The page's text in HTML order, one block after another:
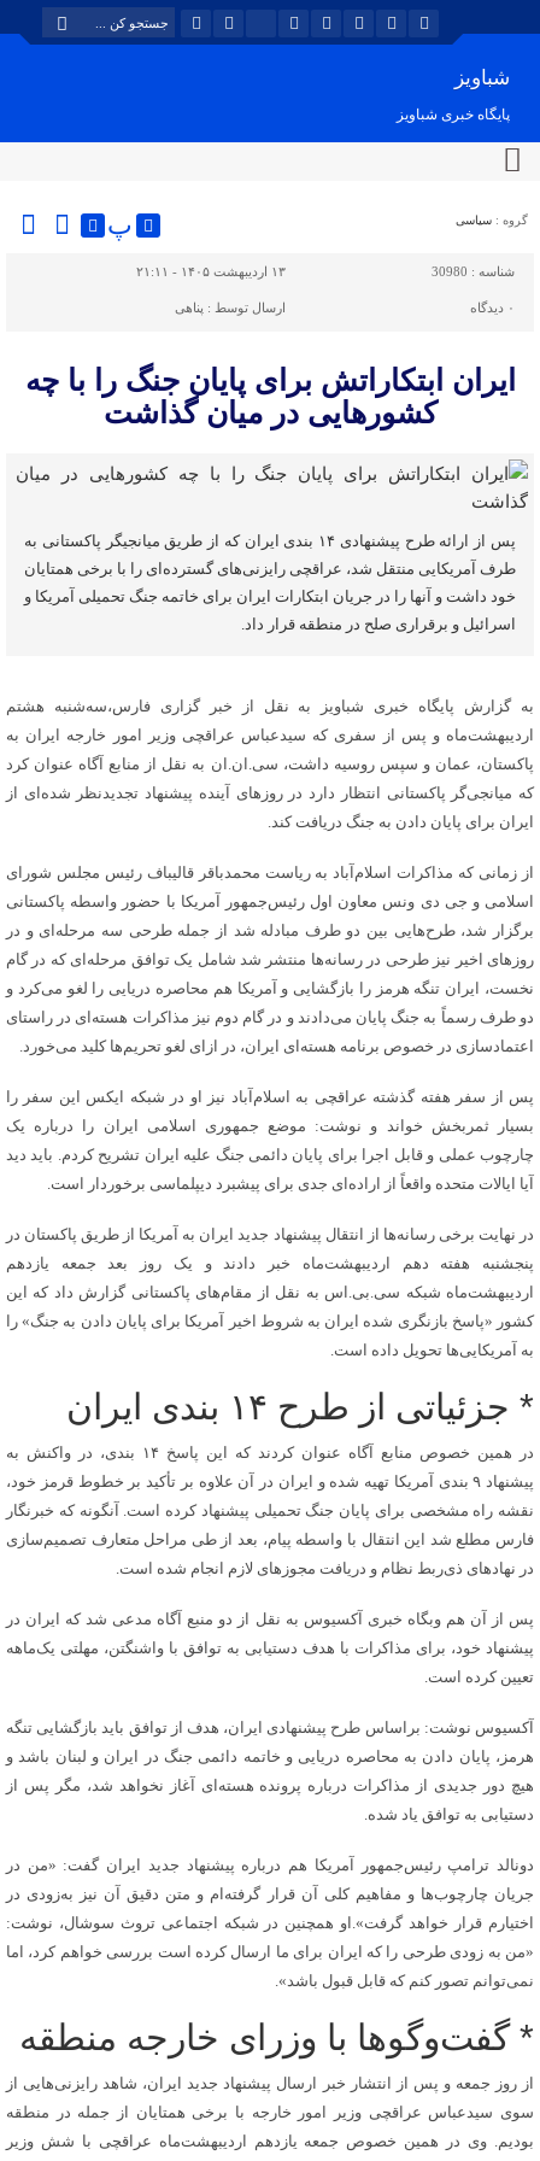
شباویز
پایگاه خبری شباویز
گروه : سیاسی پ
شناسه : 30980 ۱۳ اردیبهشت ۱۴۰۵ - ۲۱:۱۱
۰ دیدگاه ارسال توسط : پناهی
ایران ابتکاراتش برای پایان جنگ را با چه
کشورهایی در میان گذاشت
پس از ارائه طرح پیشنهادی ۱۴ بندی ایران که از طریق میانجیگر پاکستانی به
طرف آمریکایی منتقل شد، عراقچی رایزنی‌های گسترده‌ای را با برخی همتایان
خود داشت و آنها را در جریان ابتکارات ایران برای خاتمه جنگ تحمیلی آمریکا و
اسرائیل و برقراری صلح در منطقه قرار داد.
به گزارش پایگاه خبری شباویز به نقل از خبر گزاری فارس،سه‌شنبه هشتم
اردیبهشت‌ماه و پس از سفری که سیدعباس عراقچی وزیر امور خارجه ایران به
پاکستان، عمان و سپس روسیه داشت، سی‌.ان‌.ان به نقل از منابع آگاه عنوان کرد
که میانجی‌گر پاکستانی انتظار دارد در روزهای آینده پیشنهاد تجدیدنظر شده‌ای از
ایران برای پایان دادن به جنگ دریافت کند.
از زمانی که مذاکرات اسلام‌آباد به ریاست محمدباقر قالیباف رئیس مجلس شورای
اسلامی و جی دی ونس معاون اول رئیس‌جمهور آمریکا با حضور واسطه پاکستانی
برگزار شد، طرح‌هایی بین دو طرف مبادله شد از جمله طرحی سه مرحله‌ای و در
روزهای اخیر نیز طرحی در رسانه‌ها منتشر شد شامل یک توافق مرحله‌ای که در گام
نخست، ایران تنگه هرمز را بازگشایی و آمریکا هم محاصره دریایی را لغو می‌کرد و
دو طرف رسماً به جنگ پایان می‌دادند و در گام دوم نیز مذاکرات هسته‌ای در راستای
اعتمادسازی در خصوص برنامه هسته‌ای ایران، در ازای لغو تحریم‌ها کلید می‌خورد.
پس از سفر هفته گذشته عراقچی به اسلام‌آباد نیز او در شبکه ایکس این سفر را
بسیار ثمربخش خواند و نوشت: موضع جمهوری اسلامی ایران را درباره یک
چارچوب عملی و قابل اجرا برای پایان دائمی جنگ علیه ایران تشریح کردم. باید دید
آیا ایالات متحده واقعاً از اراده‌ای جدی برای پیشبرد دیپلماسی برخوردار است.
در نهایت برخی رسانه‌ها از انتقال پیشنهاد جدید ایران به آمریکا از طریق پاکستان در
پنجشنبه هفته دهم ‌اردیبهشت‌ماه خبر دادند و یک روز بعد جمعه یازدهم
اردیبهشت‌ماه شبکه سی‌.بی‌.اس به نقل از مقام‌های پاکستانی گزارش داد که این
کشور «پاسخ بازنگری‌ شده ایران به شروط اخیر آمریکا برای پایان دادن به جنگ» را
به آمریکایی‌ها تحویل داده است.
* جزئیاتی از طرح ۱۴ بندی ایران
در همین خصوص منابع آگاه عنوان کردند که این پاسخ ۱۴ بندی، در واکنش به
پیشنهاد ۹ بندی آمریکا تهیه شده و ایران در آن علاوه بر تأکید بر خطوط قرمز خود،
نقشه راه مشخصی برای پایان جنگ تحمیلی پیشنهاد کرده است. آنگونه که خبرنگار
فارس مطلع شد این انتقال با واسطه پیام، بعد از طی مراحل متعارف تصمیم‌سازی
در نهادهای ذی‌ربط نظام و دریافت مجوزهای لازم انجام شده است.
پس از آن هم وبگاه خبری آکسیوس به نقل از دو منبع آگاه مدعی شد که ایران در
پیشنهاد خود، برای مذاکرات با هدف دستیابی به توافق با واشنگتن، مهلتی یک‌ماهه
تعیین کرده است.
آکسیوس نوشت: براساس طرح پیشنهادی ایران، هدف از توافق باید بازگشایی تنگه
هرمز، پایان دادن به محاصره دریایی و خاتمه دائمی جنگ در ایران و لبنان باشد و
هیچ دور جدیدی از مذاکرات درباره پرونده هسته‌ای آغاز نخواهد شد، مگر پس از
دستیابی به توافق یاد شده.
دونالد ترامپ رئیس‌جمهور آمریکا هم درباره پیشنهاد جدید ایران گفت: «من در
جریان چارچوب‌ها و مفاهیم کلی آن قرار گرفته‌ام و متن دقیق آن نیز به‌زودی در
اختیارم قرار خواهد گرفت».او همچنین در شبکه اجتماعی تروث سوشال، نوشت:
«من به زودی طرحی را که ایران برای ما ارسال کرده است بررسی خواهم کرد، اما
نمی‌توانم تصور کنم که قابل قبول باشد».
* گفت‌وگوها با وزرای خارجه منطقه
از روز جمعه و پس از انتشار خبر ارسال پیشنهاد جدید ایران، شاهد رایزنی‌هایی از
سوی سیدعباس عراقچی وزیر امور خارجه با برخی همتایان از جمله در منطقه
بودیم. وی در همین خصوص جمعه یازدهم اردیبهشت‌ماه عراقچی با شش وزیر